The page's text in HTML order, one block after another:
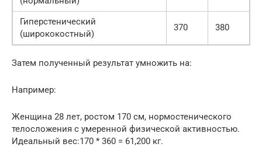
Гиперстенический
(ширококостный)
370 380
Затем полученный результат умножить на:
Например:
Женщина 28 лет, ростом 170 см, нормостенического
телосложения с умеренной физической активностью.
Идеальный вес:170 * 360 = 61,200 кг.